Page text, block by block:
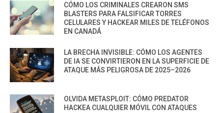
CÓMO LOS CRIMINALES CREARON SMS
BLASTERS PARA FALSIFICAR TORRES
CELULARES Y HACKEAR MILES DE TELÉFONOS
EN CANADÁ
LA BRECHA INVISIBLE: CÓMO LOS AGENTES
DE IA SE CONVIRTIERON EN LA SUPERFICIE DE
ATAQUE MÁS PELIGROSA DE 2025–2026
OLVIDA METASPLOIT: CÓMO PREDATOR
HACKEA CUALQUIER MÓVIL CON ATAQUES